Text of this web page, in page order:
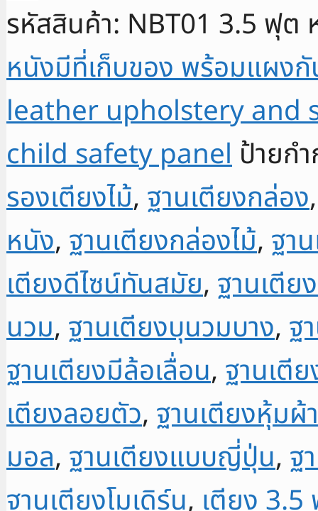
มี
ลิ้น
ชัก
หุ้ม
หนัง
ฐาน
เตียง
มี
ชัก
foot
with
covered
drawers
NBT01
รหัสสินค้า: NBT01 3.5 ฟุต
หนังมีที่เก็บของ พร้อมแผง
leather upholstery and
child safety panel ป้ายก
รองเตียงไม้, ฐานเตียงกล่อง
หนัง, ฐานเตียงกล่องไม้, ฐา
เตียงดีไซน์ทันสมัย, ฐานเตี
นวม, ฐานเตียงบุนวมบาง, ฐ
ฐานเตียงมีล้อเลื่อน, ฐานเตี
เตียงลอยตัว, ฐานเตียงหุ้มผ้า
มอล, ฐานเตียงแบบญี่ปุ่น, ฐ
ฐานเตียงโมเดิร์น, เตียง 3.5